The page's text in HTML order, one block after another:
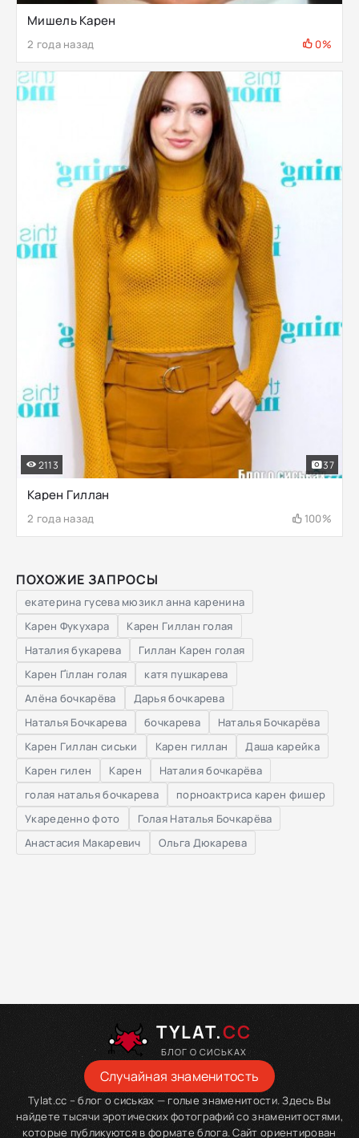
Мишель Карен
2 года назад 0%
Карен Гиллан
2 года назад 100%
2113 37
ПОХОЖИЕ ЗАПРОСЫ
екатерина гусева мюзикл анна каренина
Карен Фукухара
Карен Гиллан голая
Наталия букарева
Гиллан Карен голая
Карен Ґіллан голая
катя пушкарева
Алёна бочкарёва
Дарья бочкарева
Наталья Бочкарева
бочкарева
Наталья Бочкарёва
Карен Гиллан сиськи
Карен гиллан
Даша карейка
Карен гилен
Карен
Наталия бочкарёва
голая наталья бочкарева
порноактриса карен фишер
Укареденно фото
Голая Наталья Бочкарёва
Анастасия Макаревич
Ольга Дюкарева
TYLAT.CC
БЛОГ О СИСЬКАХ
Случайная знаменитость
Tylat.cc – блог о сиськах — голые знаменитости. Здесь Вы
найдете тысячи эротических фотографий со знаменитостями,
которые публикуются в формате блога. Сайт ориентирован